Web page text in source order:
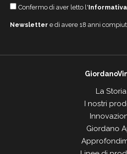
Confermo di aver letto l'
Newsletter e di avere 18 anni
La Storia
I nostri
Giordano